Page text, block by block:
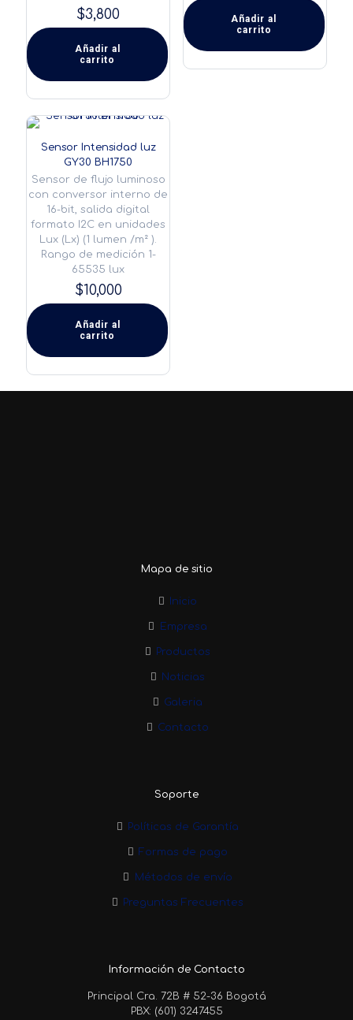
$3,800
Añadir al
carrito
Añadir al
carrito
Sensor Intensidad luz
GY30 BH1750
Sensor de flujo luminoso
con conversor interno de
16-bit, salida digital
formato I2C en unidades
Lux (Lx) (1 lumen /m² ).
Rango de medición 1-
65535 lux
$10,000
Añadir al
carrito
Mapa de sitio
Inicio
Empresa
Productos
Noticias
Galeria
Contacto
Soporte
Políticas de Garantía
Formas de pago
Métodos de envío
Preguntas Frecuentes
Información de Contacto
Principal Cra. 72B # 52-36 Bogotá
PBX: (601) 3247455